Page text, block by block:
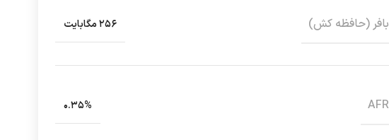
بافر (حافظه کش) ۲۵۶ مگابایت
AFR ۰.۳۵%